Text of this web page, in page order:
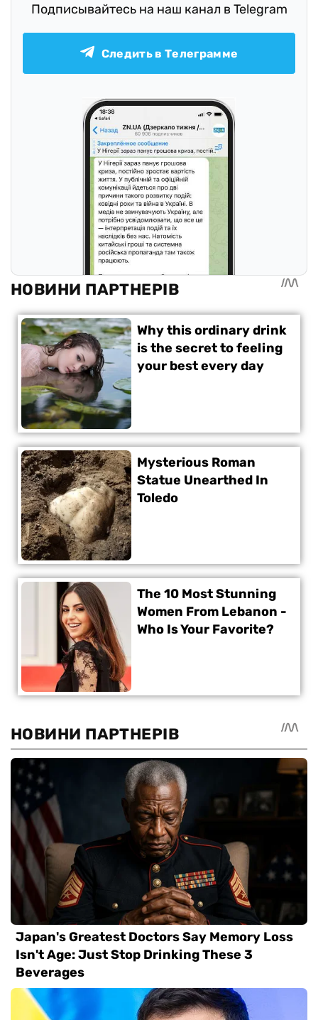
Подписывайтесь на наш канал в Telegram
Следить в Телеграмме